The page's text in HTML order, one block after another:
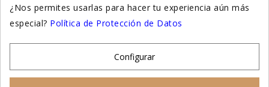
Otros
¿Nos permites usarlas para hacer tu experiencia aún más
especial? Política de Protección de Datos
Configurar